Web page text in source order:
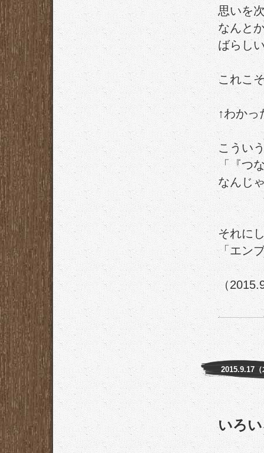
思いを
なんと
ばらし
これこ
↑わかっ
こうい
「『つ
なんじ
それに
「エン
（
2015.9.17（
いろ